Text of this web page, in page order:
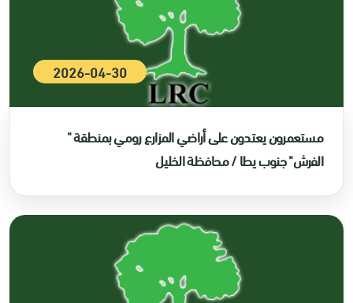
2026-04-30
مستعمرون يعتدون على أراضي المزارع رومي بمنطقة "
الفرش" جنوب يطا / محافظة الخليل